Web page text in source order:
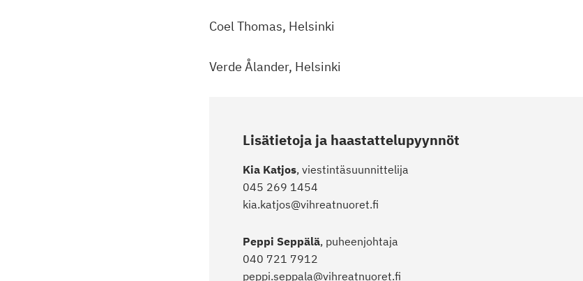
Coel Thomas, Helsinki
Verde Ålander, Helsinki
Lisätietoja ja haastattelupyynnöt
Kia Katjos, viestintäsuunnittelija
045 269 1454
kia.katjos@vihreatnuoret.fi
Peppi Seppälä, puheenjohtaja
040 721 7912
peppi.seppala@vihreatnuoret.fi